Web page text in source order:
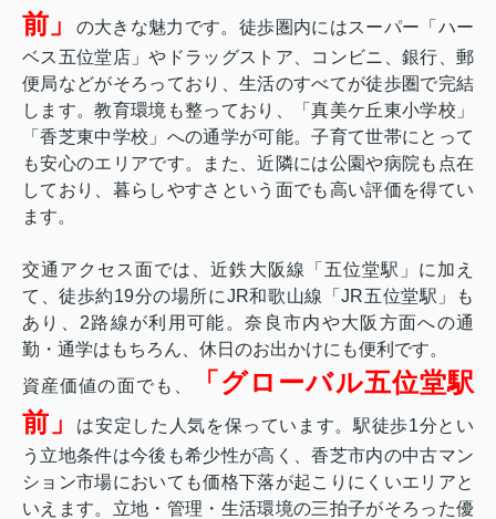
前」
の大きな魅力です。徒歩圏内にはスーパー「ハー
ベス五位堂店」やドラッグストア、コンビニ、銀行、郵
便局などがそろっており、生活のすべてが徒歩圏で完結
します。教育環境も整っており、「真美ケ丘東小学校」
「香芝東中学校」への通学が可能。子育て世帯にとって
も安心のエリアです。また、近隣には公園や病院も点在
しており、暮らしやすさという面でも高い評価を得てい
ます。
交通アクセス面では、近鉄大阪線「五位堂駅」に加え
て、徒歩約19分の場所にJR和歌山線「JR五位堂駅」も
あり、2路線が利用可能。奈良市内や大阪方面への通
勤・通学はもちろん、休日のお出かけにも便利です。
資産価値の面でも、
「グローバル五位堂駅
前」
は安定した人気を保っています。駅徒歩1分とい
う立地条件は今後も希少性が高く、香芝市内の中古マン
ション市場においても価格下落が起こりにくいエリアと
いえます。立地・管理・生活環境の三拍子がそろった優